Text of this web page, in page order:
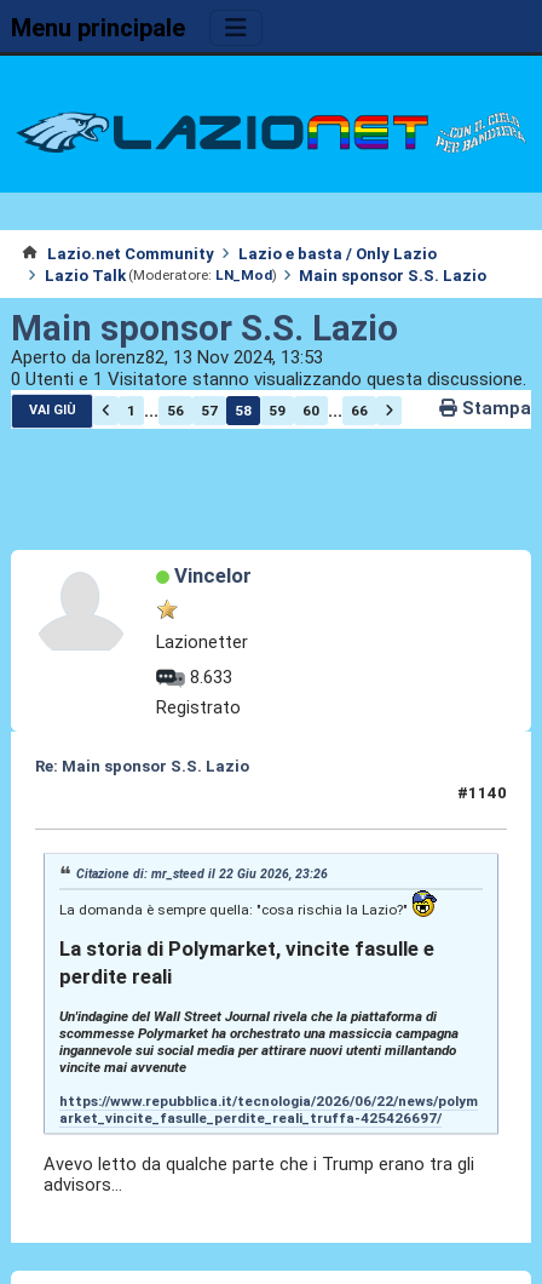
Menu principale
Lazio.net Community
Lazio e basta / Only Lazio
Lazio Talk (Moderatore: LN_Mod) Main sponsor S.S. Lazio
Main sponsor S.S. Lazio
Aperto da lorenz82, 13 Nov 2024, 13:53
0 Utenti e 1 Visitatore stanno visualizzando questa discussione.
VAI GIÙ 1 ... 56 57 58 59 60 ... 66 Stampa
Vincelor
Lazionetter
8.633
Registrato
Re: Main sponsor S.S. Lazio
#1140
Citazione di: mr_steed il 22 Giu 2026, 23:26
La domanda è sempre quella: "cosa rischia la Lazio?"
La storia di Polymarket, vincite fasulle e
perdite reali
Un'indagine del Wall Street Journal rivela che la piattaforma di
scommesse Polymarket ha orchestrato una massiccia campagna
ingannevole sui social media per attirare nuovi utenti millantando
vincite mai avvenute
https://www.repubblica.it/tecnologia/2026/06/22/news/polym
arket_vincite_fasulle_perdite_reali_truffa-425426697/
Avevo letto da qualche parte che i Trump erano tra gli
advisors...